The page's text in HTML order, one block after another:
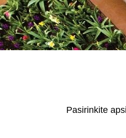
Pasirinkite